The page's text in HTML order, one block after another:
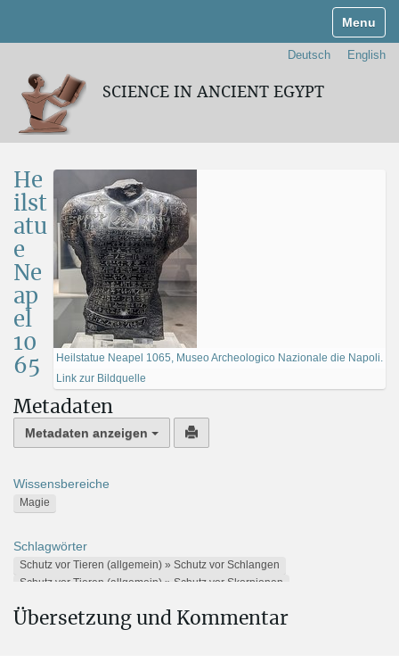
Deutsch English
SCIENCE IN ANCIENT EGYPT
Heilstatue Neapel 1065, Museo Archeologico Nazionale die Napoli.
Link zur Bildquelle
He
ilst
atu
e
Ne
ap
el
10
65
Metadaten
Metadaten anzeigen
Wissensbereiche
Magie
Schlagwörter
Schutz vor Tieren (allgemein) » Schutz vor Schlangen
Schutz vor Tieren (allgemein) » Schutz vor Skorpionen
Schutz vor Tieren (allgemein) » Schutz vor Krokodilen
Übersetzung und Kommentar